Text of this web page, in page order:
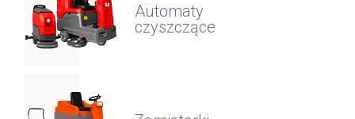
Automaty
czyszczące